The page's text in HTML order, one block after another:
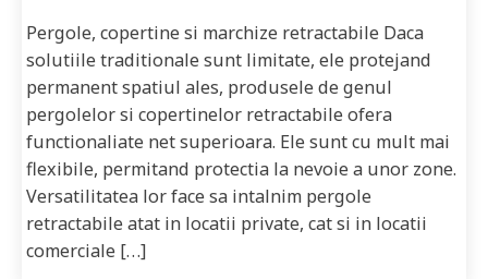
Pergole, copertine si marchize retractabile Daca
solutiile traditionale sunt limitate, ele protejand
permanent spatiul ales, produsele de genul
pergolelor si copertinelor retractabile ofera
functionaliate net superioara. Ele sunt cu mult mai
flexibile, permitand protectia la nevoie a unor zone.
Versatilitatea lor face sa intalnim pergole
retractabile atat in locatii private, cat si in locatii
comerciale […]